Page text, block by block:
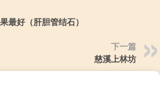
最好（肝胆管结石）
下一篇
慈溪上林坊